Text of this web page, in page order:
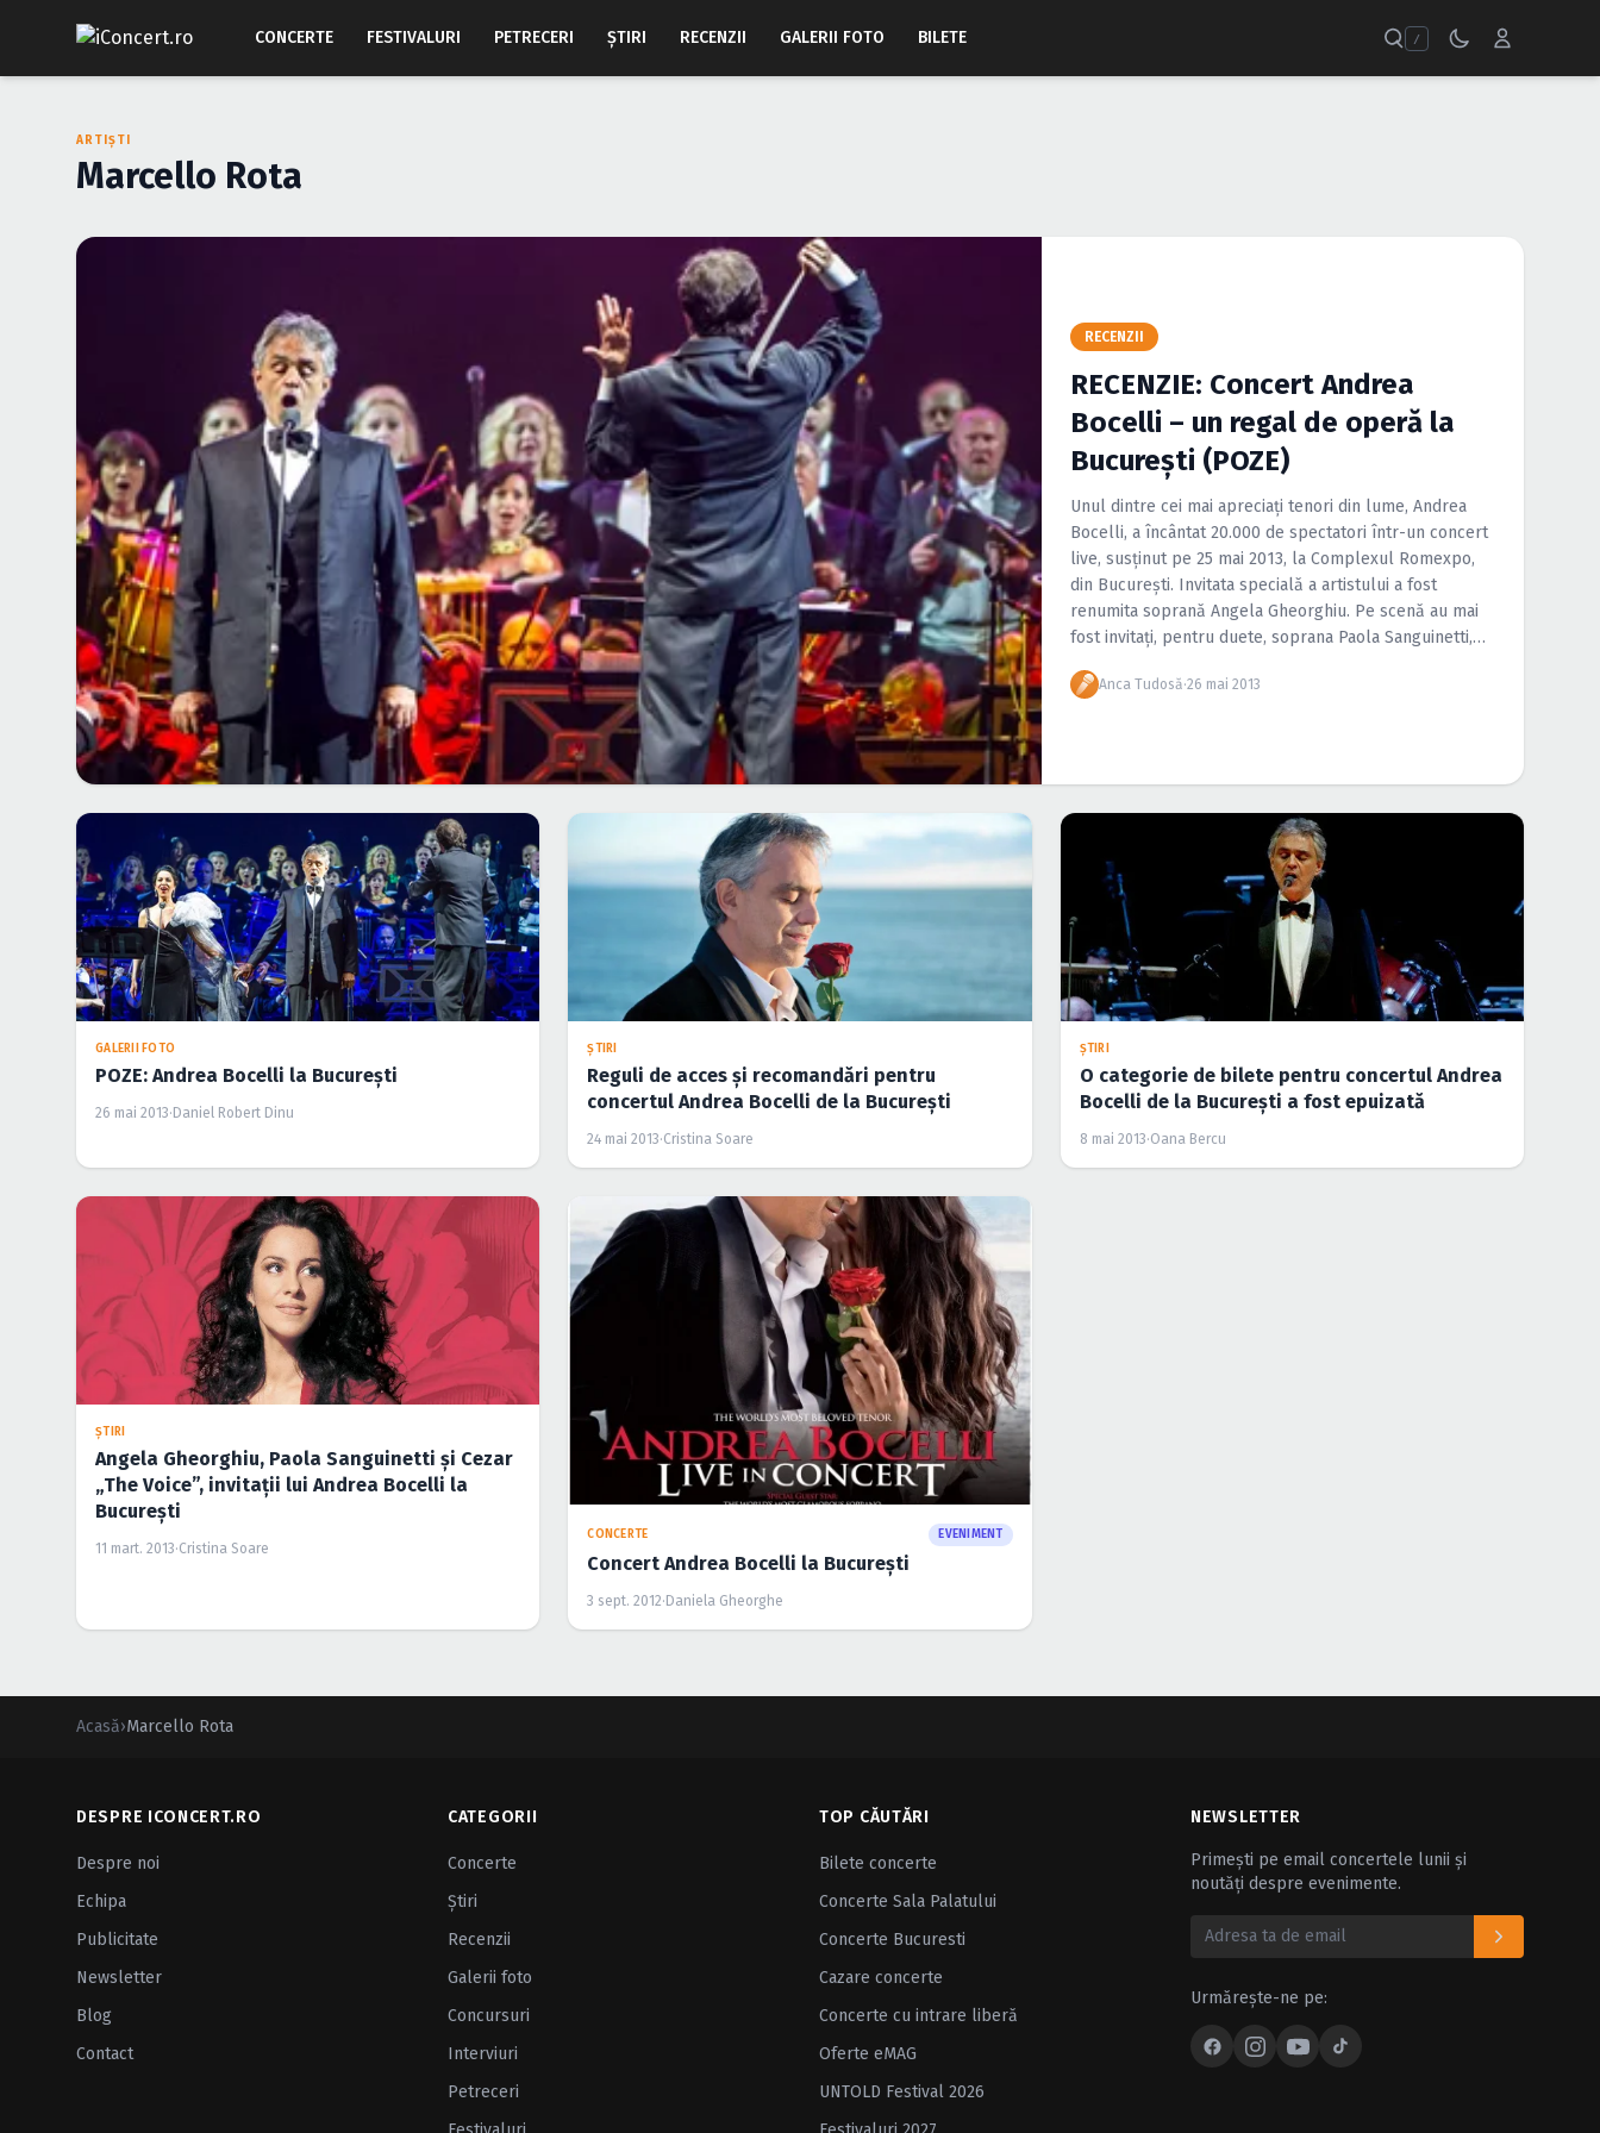
CONCERTE FESTIVALURI PETRECERI ŞTIRI RECENZII GALERII FOTO BILETE /
ARTIȘTI
Marcello Rota
RECENZII
RECENZIE: Concert Andrea
Bocelli – un regal de operă la
Bucureşti (POZE)
Unul dintre cei mai apreciaţi tenori din lume, Andrea
Bocelli, a încântat 20.000 de spectatori într-un concert
live, susţinut pe 25 mai 2013, la Complexul Romexpo,
din Bucureşti. Invitata specială a artistului a fost
renumita soprană Angela Gheorghiu. Pe scenă au mai
fost invitaţi, pentru duete, soprana Paola Sanguinetti,
concert […]
Anca Tudosă·26 mai 2013
GALERII FOTO
POZE: Andrea Bocelli la Bucureşti
26 mai 2013· Daniel Robert Dinu
ŞTIRI
Reguli de acces şi recomandări pentru
concertul Andrea Bocelli de la Bucureşti
24 mai 2013·Cristina Soare
ŞTIRI
O categorie de bilete pentru concertul Andrea
Bocelli de la Bucureşti a fost epuizată
8 mai 2013·Oana Bercu
ŞTIRI
Angela Gheorghiu, Paola Sanguinetti şi Cezar
„The Voice”, invitaţii lui Andrea Bocelli la
Bucureşti
11 mart. 2013·Cristina Soare
CONCERTE EVENIMENT
Concert Andrea Bocelli la Bucureşti
3 sept. 2012· Daniela Gheorghe
Acasă›Marcello Rota
DESPRE ICONCERT.RO
Despre noi
Echipa
Publicitate
Newsletter
Blog
Contact
CATEGORII
Concerte
Ştiri
Recenzii
Galerii foto
Concursuri
Interviuri
Petreceri
TOP CĂUTĂRI
Bilete concerte
Concerte Sala Palatului
Concerte Bucuresti
Cazare concerte
Concerte cu intrare liberă
Oferte eMAG
UNTOLD Festival 2026
NEWSLETTER
Primești pe email concertele lunii și
noutăți despre evenimente.
Urmărește-ne pe: